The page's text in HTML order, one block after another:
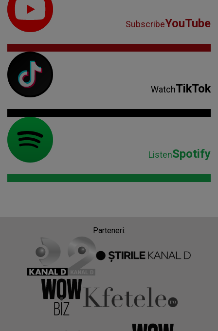
SubscribeYouTube
WatchTikTok
ListenSpotify
Parteneri: